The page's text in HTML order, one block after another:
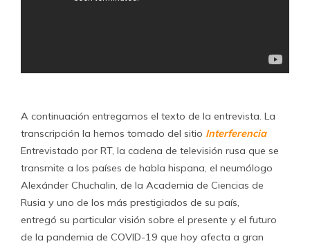
A continuación entregamos el texto de la entrevista. La
transcripción la hemos tomado del sitio Interferencia
Entrevistado por RT, la cadena de televisión rusa que se
transmite a los países de habla hispana, el neumólogo
Alexánder Chuchalin, de la Academia de Ciencias de
Rusia y uno de los más prestigiados de su país,
entregó su particular visión sobre el presente y el futuro
de la pandemia de COVID-19 que hoy afecta a gran